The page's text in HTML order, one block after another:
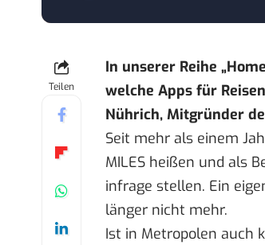
Teilen
In unserer Reihe
welche Apps für
Nührich, Mitgründer
Seit mehr als einem
MILES heißen und als
infrage stellen. Ein
länger nicht mehr.
Ist in Metropolen auch